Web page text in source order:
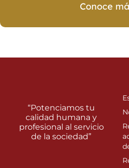
Conoce
“Potenciamos tu
calidad humana y
profesional al servicio
de la sociedad”